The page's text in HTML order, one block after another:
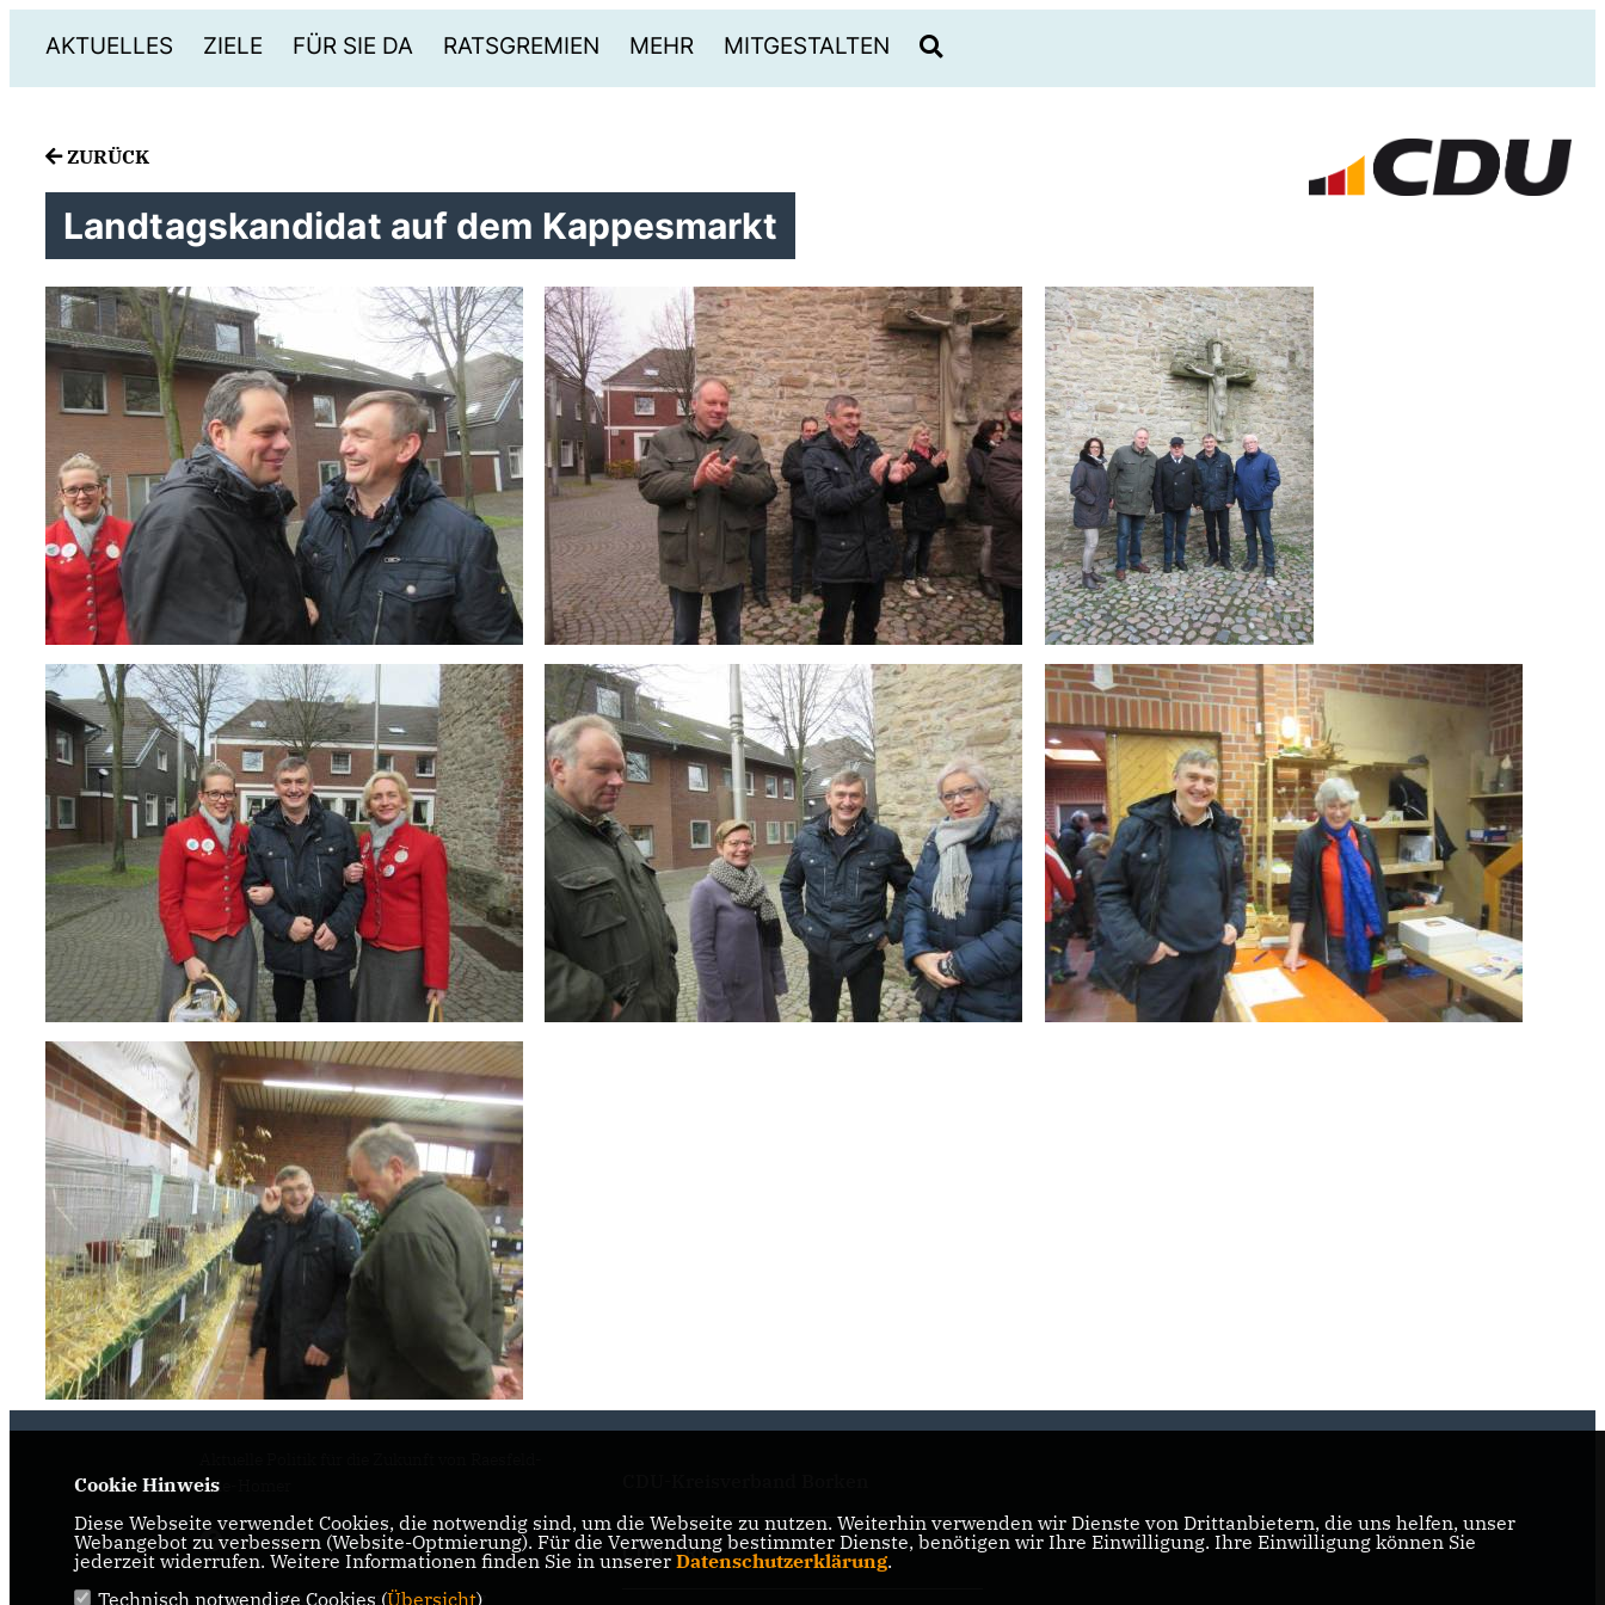
AKTUELLES ZIELE FÜR SIE DA RATSGREMIEN MEHR MITGESTALTEN
ZURÜCK
Landtagskandidat auf dem Kappesmarkt
Erle-Homer
CDU NRW
Cookie Hinweis
Diese Webseite verwendet Cookies, die notwendig sind, um die Webseite zu nutzen. Weiterhin verwenden wir Dienste von Drittanbietern, die uns helfen, unser
Webangebot zu verbessern (Website-Optmierung). Für die Verwendung bestimmter Dienste, benötigen wir Ihre Einwilligung. Ihre Einwilligung können Sie
jederzeit widerrufen. Weitere Informationen finden Sie in unserer Datenschutzerklärung.
Technisch notwendige Cookies (Übersicht)